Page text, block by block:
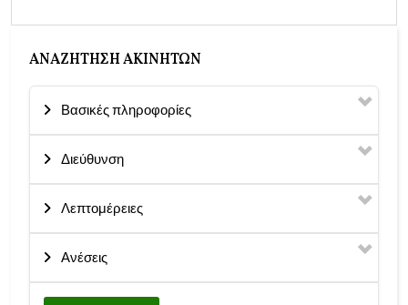
ΑΝΑΖΉΤΗΣΗ ΑΚΙΝΉΤΩΝ
Βασικές πληροφορίες
Διεύθυνση
Λεπτομέρειες
Ανέσεις